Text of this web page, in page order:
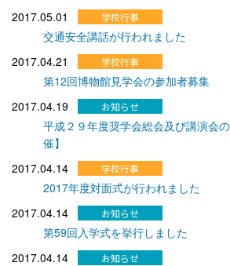
2017.05.01
交通安全講話が行われました
2017.04.21
第12回博物館見学会の参加者募集
2017.04.19
平成２９年度奨学会総会及び講演会
催】
2017.04.14
2017年度対面式が行われました
2017.04.14
第59回入学式を挙行しました
2017.04.14